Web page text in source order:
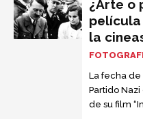
¿Arte o
película
la
La fecha
Partido
de su film